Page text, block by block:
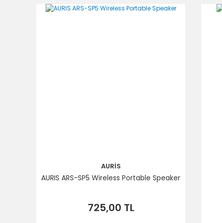
Ürün bilgilerinde hatalar bulunuyor.
AURİS
AURIS ARS-SP5 Wireless Portable Speaker
725,00 TL